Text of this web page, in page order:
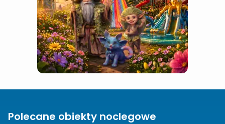
Polecane obiekty noclegowe